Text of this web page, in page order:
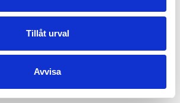
Tillåt urval
Avvisa